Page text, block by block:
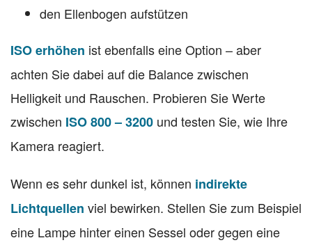
den Ellenbogen aufstützen
ISO erhöhen ist ebenfalls eine Option – aber
achten Sie dabei auf die Balance zwischen
Helligkeit und Rauschen. Probieren Sie Werte
zwischen ISO 800 – 3200 und testen Sie, wie Ihre
Kamera reagiert.
Wenn es sehr dunkel ist, können indirekte
Lichtquellen viel bewirken. Stellen Sie zum Beispiel
eine Lampe hinter einen Sessel oder gegen eine